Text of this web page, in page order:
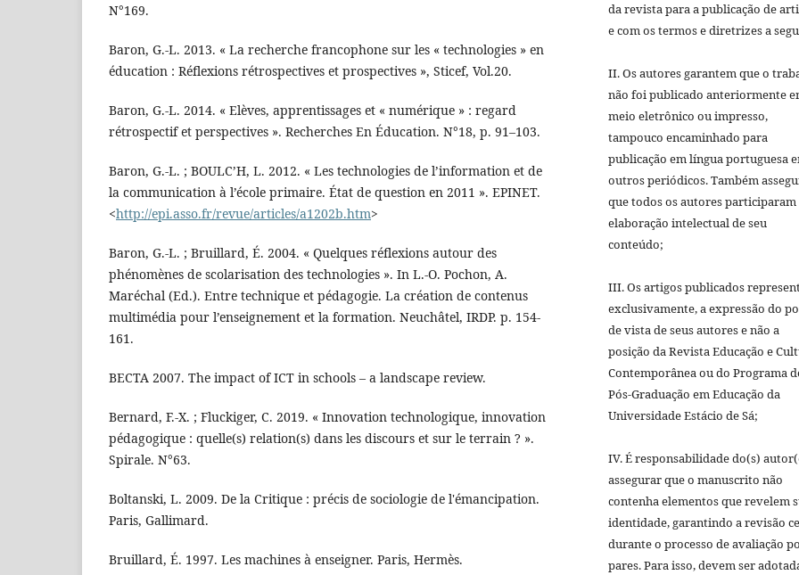
N°169.
Baron, G.-L. 2013. « La recherche francophone sur les « technologies » en
éducation : Réflexions rétrospectives et prospectives », Sticef, Vol.20.
Baron, G.-L. 2014. « Elèves, apprentissages et « numérique » : regard
rétrospectif et perspectives ». Recherches En Éducation. N°18, p. 91–103.
Baron, G.-L. ; BOULC’H, L. 2012. « Les technologies de l’information et de
la communication à l’école primaire. État de question en 2011 ». EPINET.
<http://epi.asso.fr/revue/articles/a1202b.htm>
Baron, G.-L. ; Bruillard, É. 2004. « Quelques réflexions autour des
phénomènes de scolarisation des technologies ». In L.-O. Pochon, A.
Maréchal (Ed.). Entre technique et pédagogie. La création de contenus
multimédia pour l’enseignement et la formation. Neuchâtel, IRDP. p. 154-
161.
BECTA 2007. The impact of ICT in schools – a landscape review.
Bernard, F.-X. ; Fluckiger, C. 2019. « Innovation technologique, innovation
pédagogique : quelle(s) relation(s) dans les discours et sur le terrain ? ».
Spirale. N°63.
Boltanski, L. 2009. De la Critique : précis de sociologie de l'émancipation.
Paris, Gallimard.
Bruillard, É. 1997. Les machines à enseigner. Paris, Hermès.
da revista para a publicação de
e com os termos e diretrizes a
II. Os autores garantem que o
não foi publicado anteriormente
meio eletrônico ou impresso,
tampouco encaminhado para
publicação em lí­ngua portuguesa
outros periódicos. Também
que todos os autores participaram
elaboração intelectual de seu
conteúdo;
III. Os artigos publicados
exclusivamente, a expressão do
de vista de seus autores e não a
posição da Revista Educação e
Contemporânea ou do Programa
Pós-Graduação em Educação da
Universidade Estácio de Sá;
IV. É responsabilidade do(s)
assegurar que o manuscrito não
contenha elementos que revelem
identidade, garantindo a revisão
durante o processo de avaliação
pares. Para isso, devem ser